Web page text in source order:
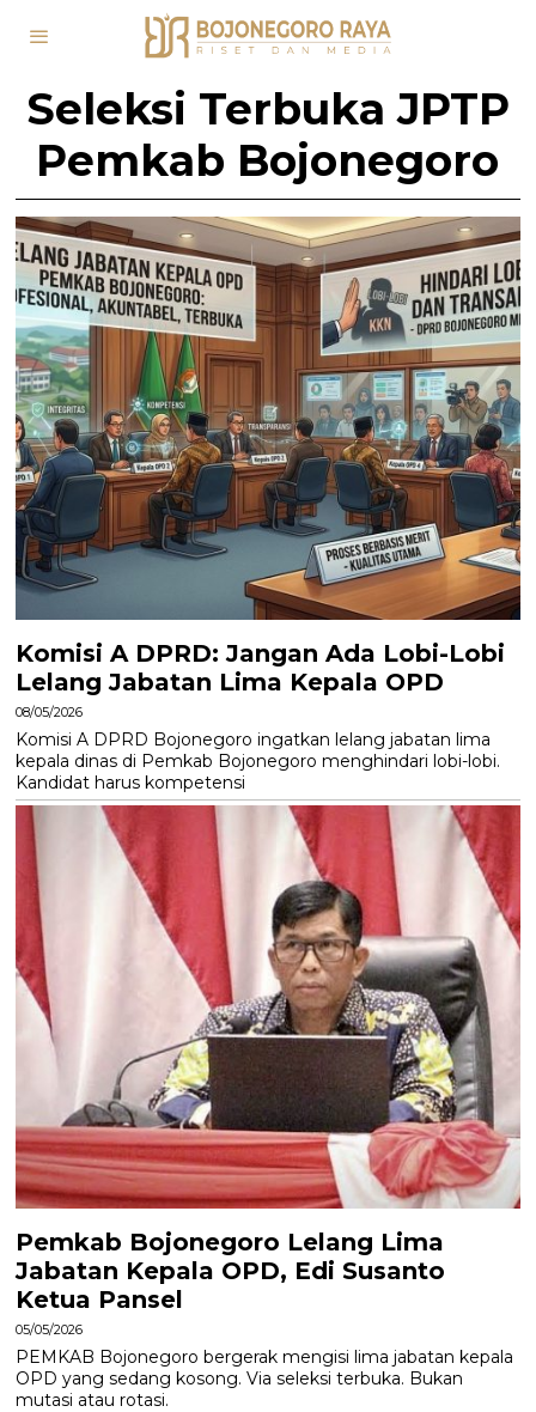
Seleksi Terbuka JPTP
Pemkab Bojonegoro
Komisi A DPRD: Jangan Ada Lobi-Lobi
Lelang Jabatan Lima Kepala OPD
08/05/2026
Komisi A DPRD Bojonegoro ingatkan lelang jabatan lima
kepala dinas di Pemkab Bojonegoro menghindari lobi-lobi.
Kandidat harus kompetensi
Pemkab Bojonegoro Lelang Lima
Jabatan Kepala OPD, Edi Susanto
Ketua Pansel
05/05/2026
PEMKAB Bojonegoro bergerak mengisi lima jabatan kepala
OPD yang sedang kosong. Via seleksi terbuka. Bukan
mutasi atau rotasi.